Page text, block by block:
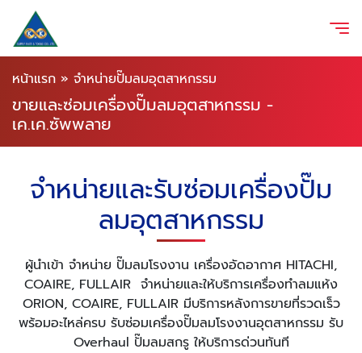
หน้าแรก » จำหน่ายปั๊มลมอุตสาหกรรม
ขายและซ่อมเครื่องปั๊มลมอุตสาหกรรม -
เค.เค.ซัพพลาย
จำหน่ายและรับซ่อมเครื่องปั๊ม
ลมอุตสาหกรรม
ผู้นำเข้า จำหน่าย ปั๊มลมโรงงาน เครื่องอัดอากาศ HITACHI,
COAIRE, FULLAIR จำหน่ายและให้บริการเครื่องทำลมแห้ง
ORION, COAIRE, FULLAIR มีบริการหลังการขายที่รวดเร็ว
พร้อมอะไหล่ครบ รับซ่อมเครื่องปั๊มลมโรงงานอุตสาหกรรม รับ
Overhaul ปั๊มลมสกรู ให้บริการด่วนทันที